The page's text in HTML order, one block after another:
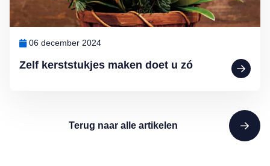
Zelf kerststukjes maken doet u zó
06 december 2024
Terug naar alle artikelen